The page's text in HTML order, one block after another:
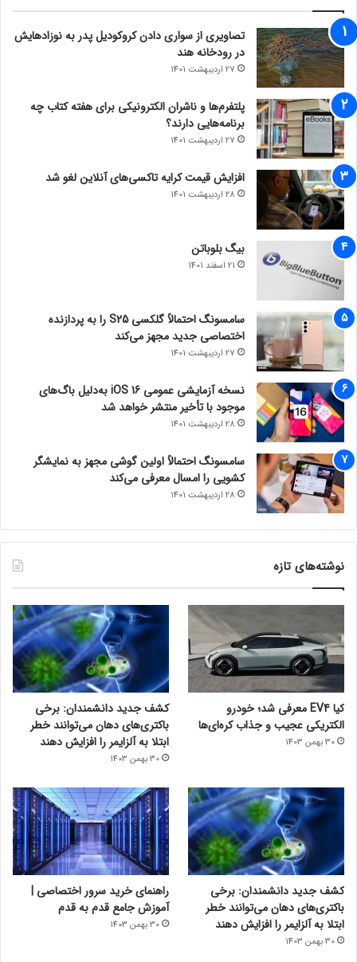
تصاویری از سواری دادن کروکودیل پدر به نوزادهایش
در رودخانه هند
27 اردیبهشت 1401
پلتفرم‌ها و ناشران الکترونیکی برای هفته کتاب چه
برنامه‌هایی دارند؟
27 اردیبهشت 1401
افزایش قیمت کرایه تاکسی‌های آنلاین لغو شد
28 اردیبهشت 1401
بیگ بلوباتن
21 اسفند 1401
سامسونگ احتمالاً گلکسی S25 را به پردازنده
اختصاصی جدید مجهز می‌کند
27 اردیبهشت 1401
نسخه آزمایشی عمومی iOS 16 به‌دلیل باگ‌های
موجود با تأخیر منتشر خواهد شد
28 اردیبهشت 1401
سامسونگ احتمالاً اولین گوشی مجهز به نمایشگر
کشویی را امسال معرفی می‌کند
28 اردیبهشت 1401
نوشته‌های تازه
کیا EV4 معرفی شد؛ خودرو
الکتریکی عجیب و جذاب کره‌ای‌ها
30 بهمن 1403
کشف جدید دانشمندان: برخی
باکتری‌های دهان می‌توانند خطر
ابتلا به آلزایمر را افزایش دهند
30 بهمن 1403
کشف جدید دانشمندان: برخی
باکتری‌های دهان می‌توانند خطر
ابتلا به آلزایمر را افزایش دهند
30 بهمن 1403
راهنمای خرید سرور اختصاصی |
آموزش جامع قدم به قدم
30 بهمن 1403